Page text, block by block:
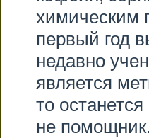
химическим
первый год
недавно
является
то
не помощник.